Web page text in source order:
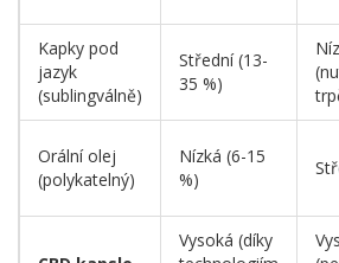
Kapky pod
jazyk
(sublingválně)
Střední (13-
35 %)
Orální olej
(polykatelný)
Nízká (6-15
%)
Vysoká (díky